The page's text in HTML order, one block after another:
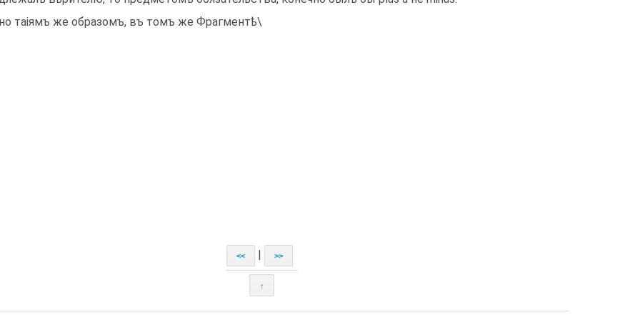
таіямъ же образомъ, въ томъ же Фрагментѣ\
<< >>
↑